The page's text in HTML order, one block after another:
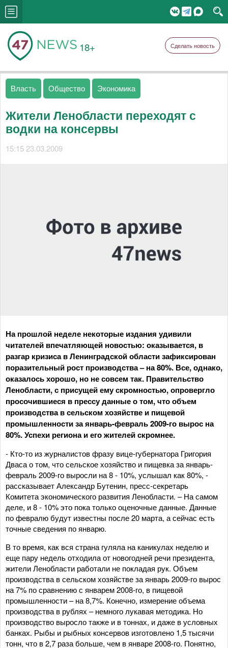
18+ Сделать новость
Власть Общество Экономика
Жители Ленобласти переходят с
водки на консервы
15:15 23.03.2009
На прошлой неделе некоторые издания удивили
читателей впечатляющей новостью: оказывается, в
разгар кризиса в Ленинградской области зафиксирован
поразительный рост производства – на 80%. Все, однако,
оказалось хорошо, но не совсем так. Правительство
Ленобласти, с присущей ему скромностью, опровергло
просочившиеся в прессу данные о том, что объем
производства в сельском хозяйстве и пищевой
промышленности за январь-февраль 2009-го вырос на
80%. Успехи региона и его жителей скромнее.
- Кто-то из журналистов фразу вице-губернатора Григория
Дваса о том, что сельское хозяйство и пищевка за январь-
февраль 2009-го выросли на 8 - 10%, услышал как 80%, -
рассказывает Александр Бутенин, пресс-секретарь
Комитета экономического развития Ленобласти. – На самом
деле, и 8 - 10% это пока только оценочные данные. Данные
по февралю будут известны после 20 марта, а сейчас есть
точные сведения по январю.
В то время, как вся страна гуляла на каникулах неделю и
еще пару недель отходила от новогодней речи президента,
жители Ленобласти работали не покладая рук. Объем
производства в сельском хозяйстве за январь 2009-го вырос
на 7% по сравнению с январем 2008-го, в пищевой
промышленности – на 8,7%. Конечно, измерение объема
производства в рублях – немного лукавая методика. Но
производство выросло также и в тоннах, и даже в условных
банках. Рыбы и рыбных консервов изготовлено 1,5 тысячи
тонн, что в 2,7 раза больше, чем в январе 2008-го. Понятно,